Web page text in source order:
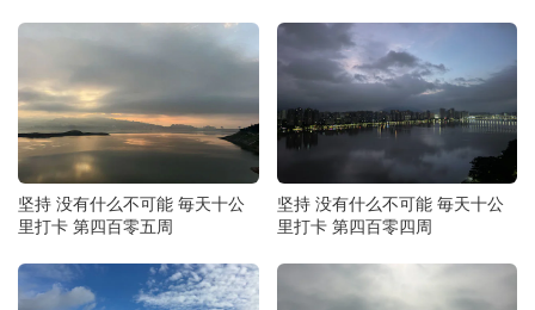
坚持 没有什么不可能 毎天十公
里打卡 第四百零五周
坚持 没有什么不可能 毎天十公
里打卡 第四百零四周